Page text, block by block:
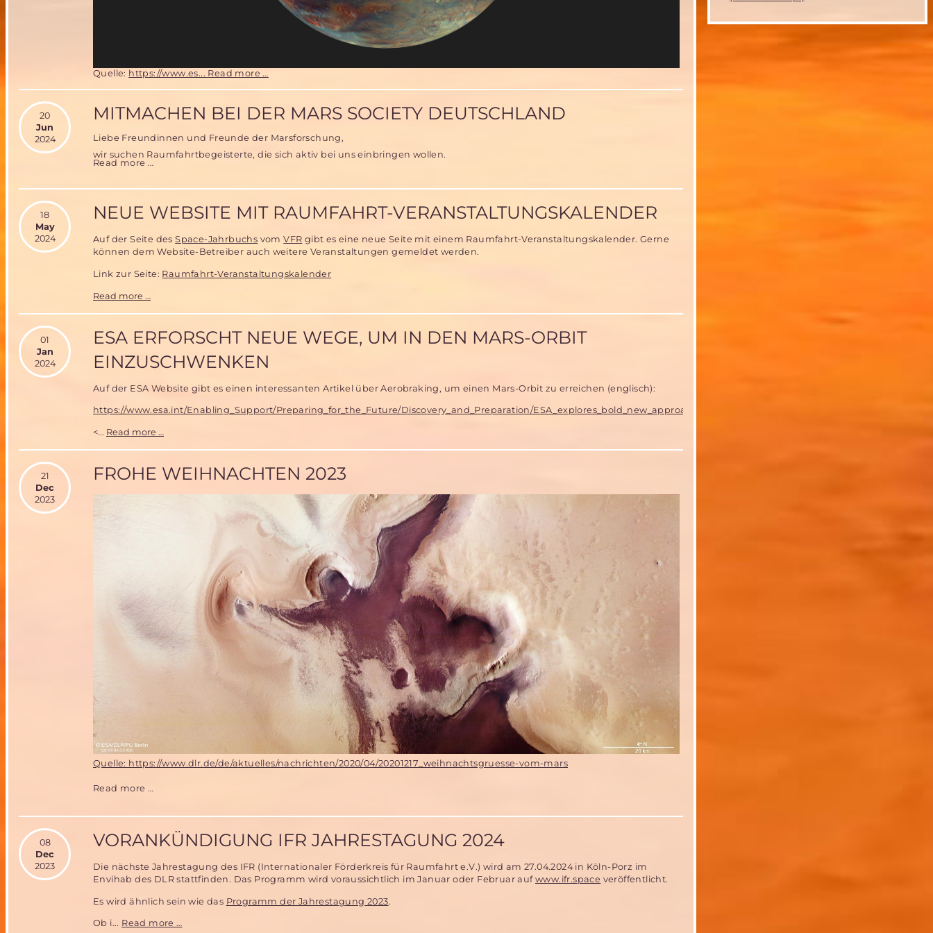
Quelle: https://www.es... Read more …
Weihnachten
2024
20
Jun
2024
MITMACHEN BEI DER MARS SOCIETY DEUTSCHLAND
Liebe Freundinnen und Freunde der Marsforschung,
wir suchen Raumfahrtbegeisterte, die sich aktiv bei uns einbringen wollen.
Read more …
Mars
Deutschland
18
May
2024
NEUE WEBSITE MIT RAUMFAHRT-VERANSTALTUNGSKALENDER
Auf der Seite desSpace-Jahrbuchs vomVFR gibt es eine neue Seite mit einem Raumfahrt-Veranstaltungskalender. Gerne
können dem Website-Betreiber auch weitere Veranstaltungen gemeldet werden.
Link zur Seite: Raumfahrt-Veranstaltungskalender
Read more …
Raumfahrt-
Veranstaltungskalender
01
Jan
2024
ESA ERFORSCHT NEUE WEGE, UM IN DEN MARS-ORBIT
EINZUSCHWENKEN
Auf der ESA Website gibt es einen interessanten Artikel über Aerobraking, um einen Mars-Orbit zu erreichen (englisch):
https://www.esa.int/Enabling_Support/Preparing_for_the_Future/Discovery_and_Preparation/ESA_explores_bold_new_approach_to_Mars_orbit
<... Read more …
Wege,
um
21
Dec
2023
FROHE WEIHNACHTEN 2023
Quelle: https://www.dlr.de/de/aktuelles/nachrichten/2020/04/20201217_weihnachtsgruesse-vom-mars
Read more …
08
Dec
2023
VORANKÜNDIGUNG IFR JAHRESTAGUNG 2024
Die nächste Jahrestagung des IFR (Internationaler Förderkreis für Raumfahrt e.V.) wird am 27.04.2024 in Köln-Porz im
Envihab des DLR stattfinden. Das Programm wird voraussichtlich im Januar oder Februar aufwww.ifr.space veröffentlicht.
Es wird ähnlich sein wie das Programm der Jahrestagung 2023.
Ob i... Read more …